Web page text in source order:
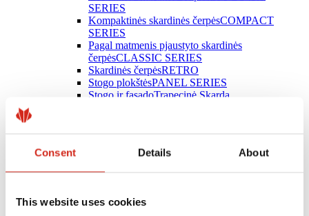
Consent Details About
This website uses cookies
SERIES
Kompaktinės skardinės čerpėsCOMPACT
SERIES
Pagal matmenis pjaustyto skardinės
čerpėsCLASSIC SERIES
Skardinės čerpėsRETRO
Stogo plokštėsPANEL SERIES
Stogo ir fasadoTrapecinė Skarda